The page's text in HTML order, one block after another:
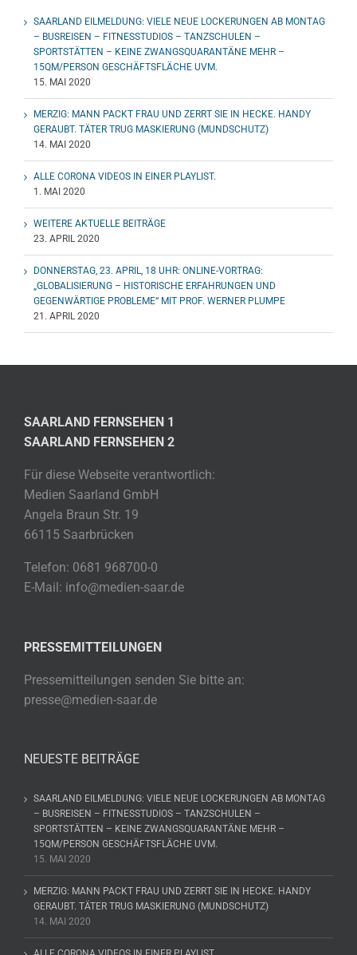
SAARLAND EILMELDUNG: VIELE NEUE LOCKERUNGEN AB MONTAG
– BUSREISEN – FITNESSTUDIOS – TANZSCHULEN –
SPORTSTÄTTEN – KEINE ZWANGSQUARANTÄNE MEHR –
15QM/PERSON GESCHÄFTSFLÄCHE UVM.
15. MAI 2020
MERZIG: MANN PACKT FRAU UND ZERRT SIE IN HECKE. HANDY
GERAUBT. TÄTER TRUG MASKIERUNG (MUNDSCHUTZ)
14. MAI 2020
ALLE CORONA VIDEOS IN EINER PLAYLIST.
1. MAI 2020
WEITERE AKTUELLE BEITRÄGE
23. APRIL 2020
DONNERSTAG, 23. APRIL, 18 UHR: ONLINE-VORTRAG:
„GLOBALISIERUNG – HISTORISCHE ERFAHRUNGEN UND
GEGENWÄRTIGE PROBLEME“ MIT PROF. WERNER PLUMPE
21. APRIL 2020
SAARLAND FERNSEHEN 1
SAARLAND FERNSEHEN 2
Für diese Webseite verantwortlich:
Medien Saarland GmbH
Angela Braun Str. 19
66115 Saarbrücken
Telefon: 0681 968700-0
E-Mail: info@medien-saar.de
PRESSEMITTEILUNGEN
Pressemitteilungen senden Sie bitte an:
presse@medien-saar.de
NEUESTE BEITRÄGE
SAARLAND EILMELDUNG: VIELE NEUE LOCKERUNGEN AB MONTAG
– BUSREISEN – FITNESSTUDIOS – TANZSCHULEN –
SPORTSTÄTTEN – KEINE ZWANGSQUARANTÄNE MEHR –
15QM/PERSON GESCHÄFTSFLÄCHE UVM.
15. MAI 2020
MERZIG: MANN PACKT FRAU UND ZERRT SIE IN HECKE. HANDY
GERAUBT. TÄTER TRUG MASKIERUNG (MUNDSCHUTZ)
14. MAI 2020